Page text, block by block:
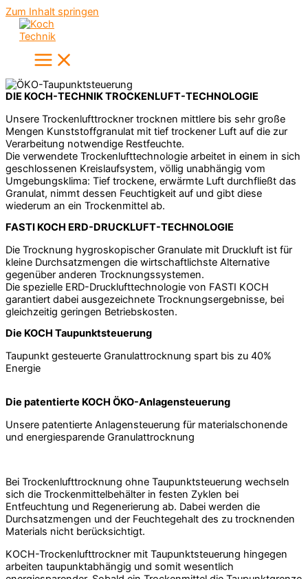
Zum Inhalt springen
DIE KOCH-TECHNIK TROCKENLUFT-TECHNOLOGIE
Unsere Trockenlufttrockner trocknen mittlere bis sehr große
Mengen Kunststoffgranulat mit tief trockener Luft auf die zur
Verarbeitung notwendige Restfeuchte.
Die verwendete Trockenlufttechnologie arbeitet in einem in sich
geschlossenen Kreislaufsystem, völlig unabhängig vom
Umgebungsklima: Tief trockene, erwärmte Luft durchfließt das
Granulat, nimmt dessen Feuchtigkeit auf und gibt diese
wiederum an ein Trockenmittel ab.
FASTI KOCH ERD-DRUCKLUFT-TECHNOLOGIE
Die Trocknung hygroskopischer Granulate mit Druckluft ist für
kleine Durchsatzmengen die wirtschaftlichste Alternative
gegenüber anderen Trocknungssystemen.
Die spezielle ERD-Drucklufttechnologie von FASTI KOCH
garantiert dabei ausgezeichnete Trocknungsergebnisse, bei
gleichzeitig geringen Betriebskosten.
Die KOCH Taupunktsteuerung
Taupunkt gesteuerte Granulattrocknung spart bis zu 40%
Energie
Die patentierte KOCH ÖKO-Anlagensteuerung
Unsere patentierte Anlagensteuerung für materialschonende
und energiesparende Granulattrocknung
Bei Trockenlufttrocknung ohne Taupunktsteuerung wechseln
sich die Trockenmittelbehälter in festen Zyklen bei
Entfeuchtung und Regenerierung ab. Dabei werden die
Durchsatzmengen und der Feuchtegehalt des zu trocknenden
Materials nicht berücksichtigt.
KOCH-Trockenlufttrockner mit Taupunktsteuerung hingegen
arbeiten taupunktabhängig und somit wesentlich